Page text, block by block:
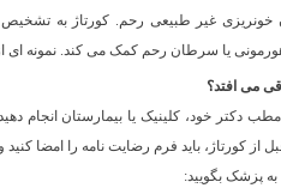
غیر طبیعی رحم. کورتاژ به تشخیص یا
یا سرطان رحم کمک می کند. نمونه
می افتد؟
قبل از کورتاژ، باید فرم رضایت نامه را
به پزشک بگویید: